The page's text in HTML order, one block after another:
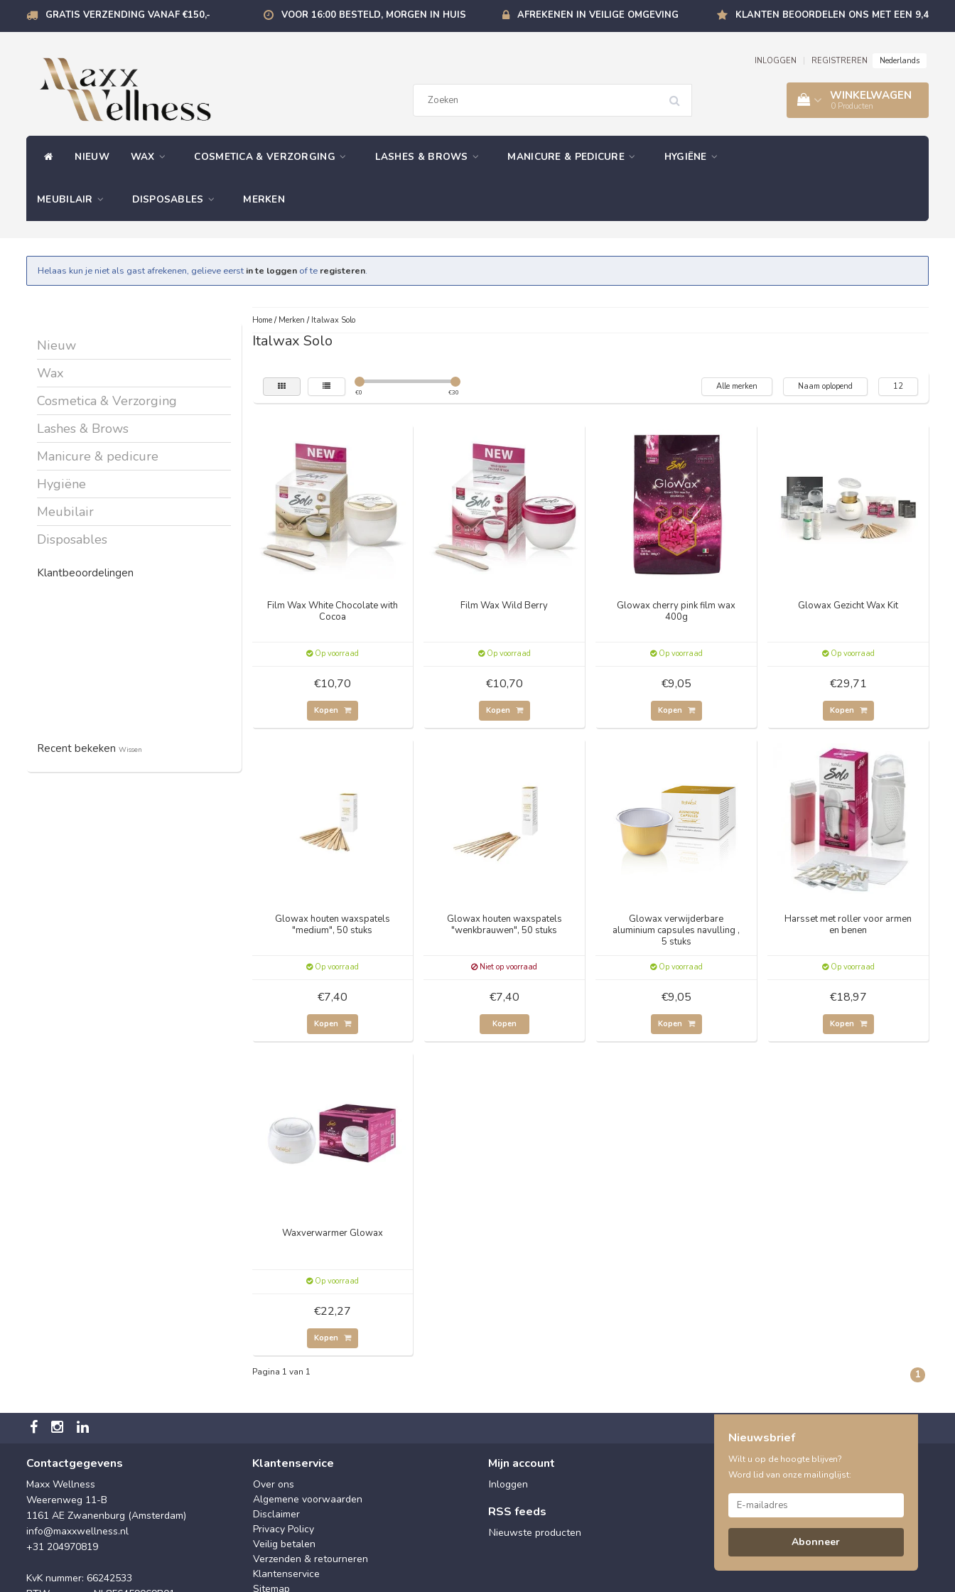
GRATIS VERZENDING VANAF €150,- VOOR 16:00 BESTELD, MORGEN IN HUIS AFREKENEN IN VEILIGE OMGEVING KLANTEN BEOORDELEN ONS MET EEN 9,4
INLOGGEN REGISTREREN Nederlands
WINKELWAGEN
0 Producten
NIEUW WAX COSMETICA & VERZORGING LASHES & BROWS MANICURE & PEDICURE HYGIËNE
MEUBILAIR DISPOSABLES MERKEN
Helaas kun je niet als gast afrekenen, gelieve eerst in te loggen of te registeren.
Nieuw
Wax
Cosmetica & Verzorging
Lashes & Brows
Manicure & pedicure
Hygiëne
Meubilair
Disposables
Klantbeoordelingen
Recent bekeken Wissen
Home/ Merken / Italwax Solo
Italwax Solo
€0 €30
Alle merken Naam oplopend 12
Film Wax White Chocolate with
Cocoa
Op voorraad
€10,70
Kopen
Film Wax Wild Berry
Op voorraad
€10,70
Kopen
Glowax cherry pink film wax
400g
Op voorraad
€9,05
Kopen
Glowax Gezicht Wax Kit
Op voorraad
€29,71
Kopen
Glowax houten waxspatels
"medium", 50 stuks
Op voorraad
€7,40
Kopen
Glowax houten waxspatels
"wenkbrauwen", 50 stuks
Niet op voorraad
€7,40
Kopen
Glowax verwijderbare
aluminium capsules navulling ,
5 stuks
Op voorraad
€9,05
Kopen
Harsset met roller voor armen
en benen
Op voorraad
€18,97
Kopen
Waxverwarmer Glowax
Op voorraad
€22,27
Kopen
Pagina 1 van 1 1
Contactgegevens
Maxx Wellness
Weerenweg 11-B
1161 AE Zwanenburg (Amsterdam)
info@maxxwellness.nl
+31 204970819
KvK nummer: 66242533
Klantenservice
Over ons
Algemene voorwaarden
Disclaimer
Privacy Policy
Veilig betalen
Verzenden & retourneren
Klantenservice
Sitemap
Mijn account
Inloggen
RSS feeds
Nieuwste producten
Nieuwsbrief
Wilt u op de hoogte blijven?
Word lid van onze mailinglijst:
Abonneer